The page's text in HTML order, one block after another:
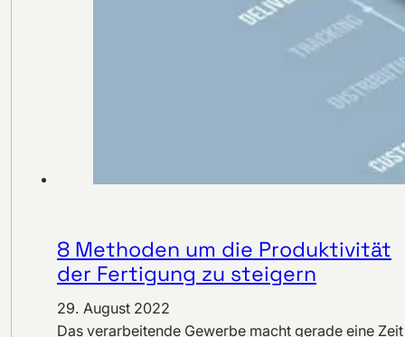
8 Methoden um die Produktivität
der Fertigung zu steigern
29. August 2022
Das verarbeitende Gewerbe macht gerade eine Zeit